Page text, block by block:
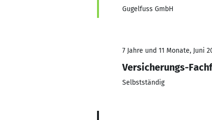
Gugelfuss GmbH
7 Jahre und 11 Monate, Juni
Versicherungs-
Selbstständig